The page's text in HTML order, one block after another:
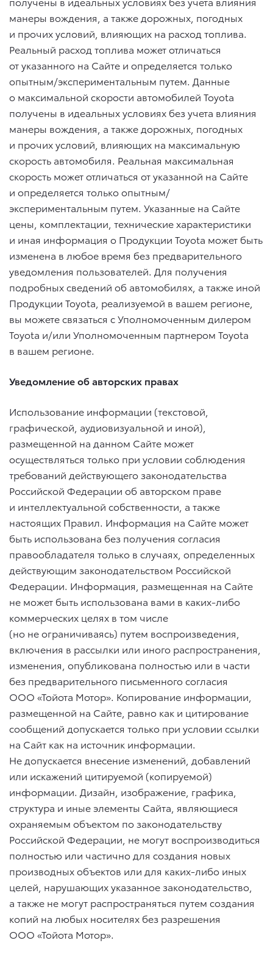
манеры вождения, а также дорожных, погодных
и прочих условий, влияющих на расход топлива.
Реальный расход топлива может отличаться
от указанного на Сайте и определяется только
опытным/экспериментальным путем. Данные
о максимальной скорости автомобилей Toyota
получены в идеальных условиях без учета влияния
манеры вождения, а также дорожных, погодных
и прочих условий, влияющих на максимальную
скорость автомобиля. Реальная максимальная
скорость может отличаться от указанной на Сайте
и определяется только опытным/
экспериментальным путем. Указанные на Сайте
цены, комплектации, технические характеристики
и иная информация о Продукции Toyota может быть
изменена в любое время без предварительного
уведомления пользователей. Для получения
подробных сведений об автомобилях, а также иной
Продукции Toyota, реализуемой в вашем регионе,
вы можете связаться с Уполномоченным дилером
Toyota и/или Уполномоченным партнером Toyota
в вашем регионе.
Уведомление об авторских правах
Использование информации (текстовой,
графической, аудиовизуальной и иной),
размещенной на данном Сайте может
осуществляться только при условии соблюдения
требований действующего законодательства
Российской Федерации об авторском праве
и интеллектуальной собственности, а также
настоящих Правил. Информация на Сайте может
быть использована без получения согласия
правообладателя только в случаях, определенных
действующим законодательством Российской
Федерации. Информация, размещенная на Сайте
не может быть использована вами в каких-либо
коммерческих целях в том числе
(но не ограничиваясь) путем воспроизведения,
включения в рассылки или иного распространения,
изменения, опубликована полностью или в части
без предварительного письменного согласия
ООО «Тойота Мотор». Копирование информации,
размещенной на Сайте, равно как и цитирование
сообщений допускается только при условии ссылки
на Сайт как на источник информации.
Не допускается внесение изменений, добавлений
или искажений цитируемой (копируемой)
информации. Дизайн, изображение, графика,
структура и иные элементы Сайта, являющиеся
охраняемым объектом по законодательству
Российской Федерации, не могут воспроизводиться
полностью или частично для создания новых
производных объектов или для каких-либо иных
целей, нарушающих указанное законодательство,
а также не могут распространяться путем создания
копий на любых носителях без разрешения
ООО «Тойота Мотор».